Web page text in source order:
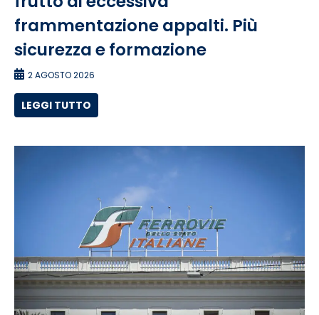
frammentazione appalti. Più
sicurezza e formazione
2 AGOSTO 2026
LEGGI TUTTO